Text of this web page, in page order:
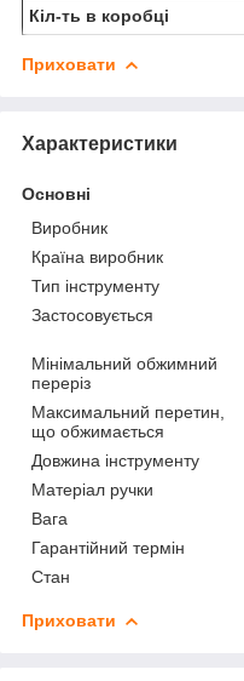
Кіл-ть в коробці
Приховати
Характеристики
Основні
Виробник
Країна виробник
Тип інструменту
Застосовується
Мінімальний обжимний
переріз
Максимальний перетин,
що обжимається
Довжина інструменту
Матеріал ручки
Вага
Гарантійний термін
Стан
Приховати